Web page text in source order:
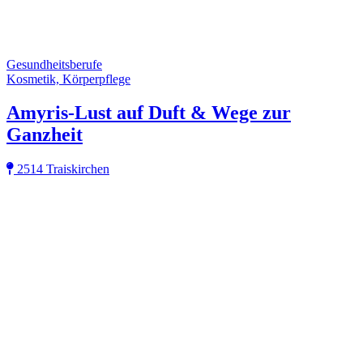
Gesundheitsberufe
Kosmetik, Körperpflege
Amyris-Lust auf Duft & Wege zur
Ganzheit
2514 Traiskirchen